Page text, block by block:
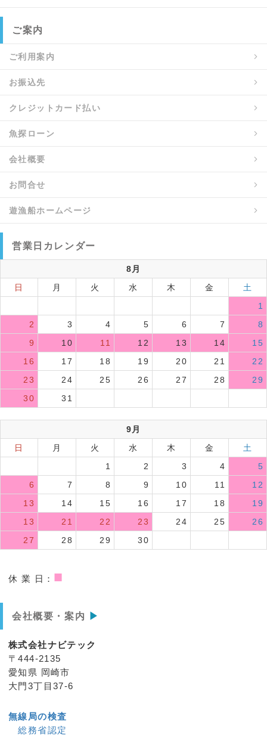
ご案内
ご利用案内
お振込先
クレジットカード払い
魚探ローン
会社概要
お問合せ
遊漁船ホームページ
営業日カレンダー
8月
日
月 火 水 木 金
土
1
2
3 4 5 6 7
8
9
10 11 12 13 14
15
16
17 18 19 20 21
22
23
24 25 26 27 28
29
30
31
9月
日
月 火 水 木 金
土
1
2 3 4
5
6
7 8 9 10 11
12
13
14 15 16 17 18
19
13
21 22 23 24 25
26
27
28 29 30
休 業 日： ■
会社概要・案内 ▶
株式会社ナビテック
〒444-2135
愛知県 岡崎市
大門3丁目37-6
無線局の検査
総務省認定